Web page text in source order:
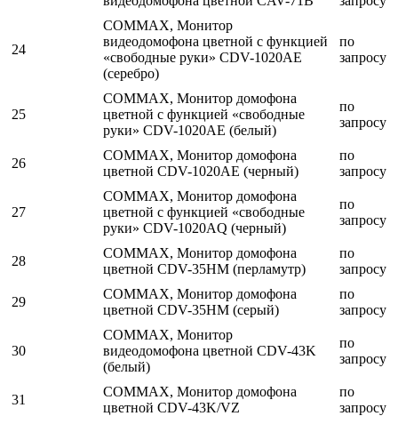
24
COMMAX, Монитор
видеодомофона цветной с функцией
«свободные руки» CDV-1020AE
(серебро)
по
запросу
25
COMMAX, Монитор домофона
цветной с функцией «свободные
руки» CDV-1020AE (белый)
по
запросу
26
COMMAX, Монитор домофона
цветной CDV-1020AE (черный)
по
запросу
27
COMMAX, Монитор домофона
цветной с функцией «свободные
руки» CDV-1020AQ (черный)
по
запросу
28
COMMAX, Монитор домофона
цветной CDV-35HM (перламутр)
по
запросу
29
COMMAX, Монитор домофона
цветной CDV-35HM (серый)
по
запросу
30
COMMAX, Монитор
видеодомофона цветной CDV-43K
(белый)
по
запросу
31
COMMAX, Монитор домофона
цветной CDV-43K/VZ
по
запросу